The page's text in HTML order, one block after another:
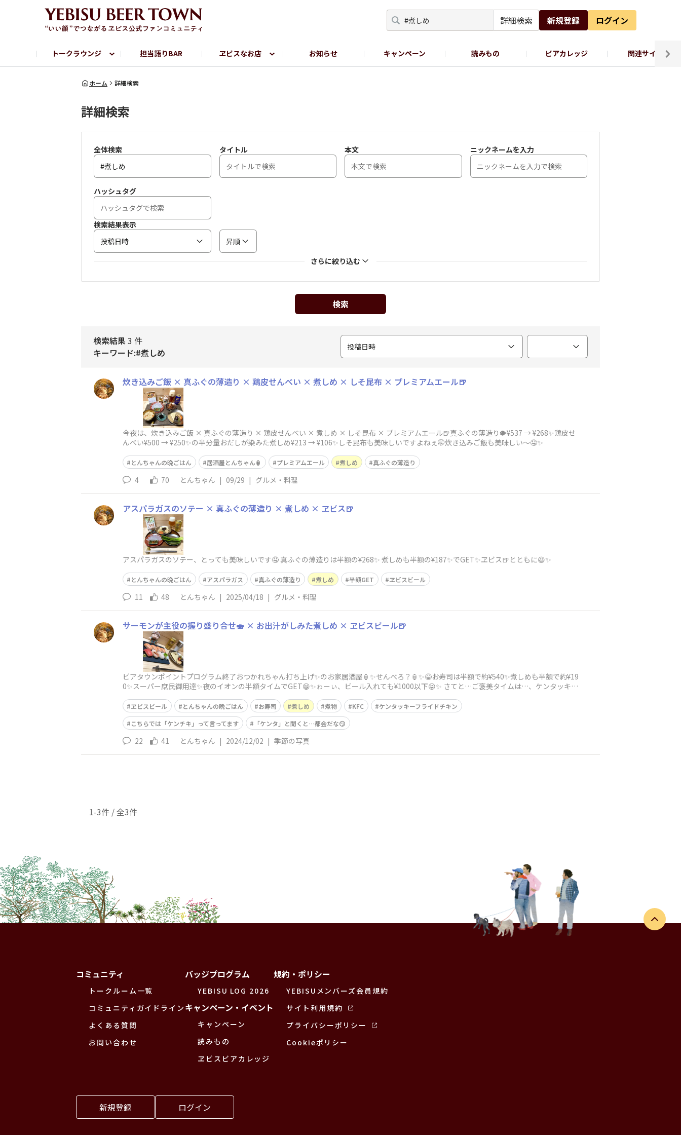
詳細検索 新規登録 ログイン
トークラウンジ
フリートーク
担当語りBAR ヱビスなお店
ヱビス提供店情報
お知らせ キャンペーン 読みもの ビアカレッジ 関連サイト
ヱビスブランドサイト
サッポロビール公式Instagram
ホーム 詳細検索
詳細検索
全体検索 タイトル 本文 ニックネームを入力
ハッシュタグ
検索結果表示
投稿日時
昇順
さらに絞り込む
検索
検索結果3 件
キーワード:#煮しめ
投稿日時
炊き込みご飯 × 真ふぐの薄造り × 鶏皮せんべい × 煮しめ × しそ昆布 × プレミアムエール🍺
今夜は、炊き込みご飯 × 真ふぐの薄造り × 鶏皮せんべい × 煮しめ × しそ昆布 × プレミアムエール🍺真ふぐの薄造り🐡¥537 → ¥268✨鶏皮せ
んべい¥500 → ¥250✨の半分量おだしが染みた煮しめ¥213 → ¥106✨しそ昆布も美味しいですよねぇ🤭炊き込みご飯も美味しい〜🤤✨
とんちゃんの晩ごはん 居酒屋とんちゃん🏮 プレミアムエール 煮しめ 真ふぐの薄造り
4 70 とんちゃん | 09/29 | グルメ・料理
アスパラガスのソテー × 真ふぐの薄造り × 煮しめ × ヱビス🍺
アスパラガスのソテー、とっても美味しいです🤤 真ふぐの薄造りは半額の¥268✨ 煮しめも半額の¥187✨でGET✨ヱビス🍺とともに😆✨
とんちゃんの晩ごはん アスパラガス 真ふぐの薄造り 煮しめ 半額GET ヱビスビール
11 48 とんちゃん | 2025/04/18 | グルメ・料理
サーモンが主役の握り盛り合せ🍣 × お出汁がしみた煮しめ × ヱビスビール🍺
ビアタウンポイントプログラム終了おつかれちゃん打ち上げ✨のお家居酒屋🏮✨せんべろ？🏮✨😁お寿司は半額で約¥540✨煮しめも半額で約¥19
0✨スーパー庶民御用達✨夜のイオンの半額タイムでGET😁✨ゎーぃ、ビール入れても¥1000以下😝✨ さてと…ご褒美タイムは…、ケンタッキー
ヱビスビール とんちゃんの晩ごはん お寿司 煮しめ 煮物 KFC
ケンタッキーフライドチキン
こちらでは「ケンチキ」って言ってます
「ケンタ」と聞くと…都会だな😏
22 41 とんちゃん | 2024/12/02 | 季節の写真
1-3件 / 全3件
コミュニティ
トークルーム一覧
コミュニティガイドライン
よくある質問
お問い合わせ
バッジプログラム
YEBISU LOG 2026
キャンペーン・イベント
キャンペーン
読みもの
ヱビスビアカレッジ
規約・ポリシー
YEBISUメンバーズ会員規約
サイト利用規約
プライバシーポリシー
Cookieポリシー
新規登録 ログイン